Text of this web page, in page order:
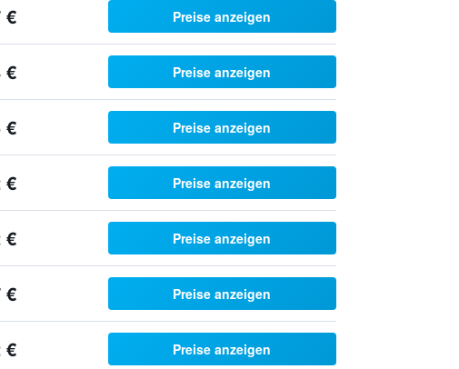
€ Preise anzeigen
€ Preise anzeigen
€ Preise anzeigen
€ Preise anzeigen
€ Preise anzeigen
€ Preise anzeigen
€ Preise anzeigen